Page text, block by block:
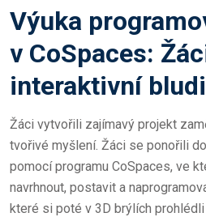
S
D
N
Výuka
v CoSpaces:
interaktivní
Žáci vytvořili zajímavý projekt
tvořivé myšlení. Žáci se ponořili
pomocí programu CoSpaces, ve
navrhnout, postavit a
které si poté v 3D brýlích